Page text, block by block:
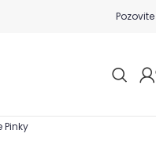
Pinky